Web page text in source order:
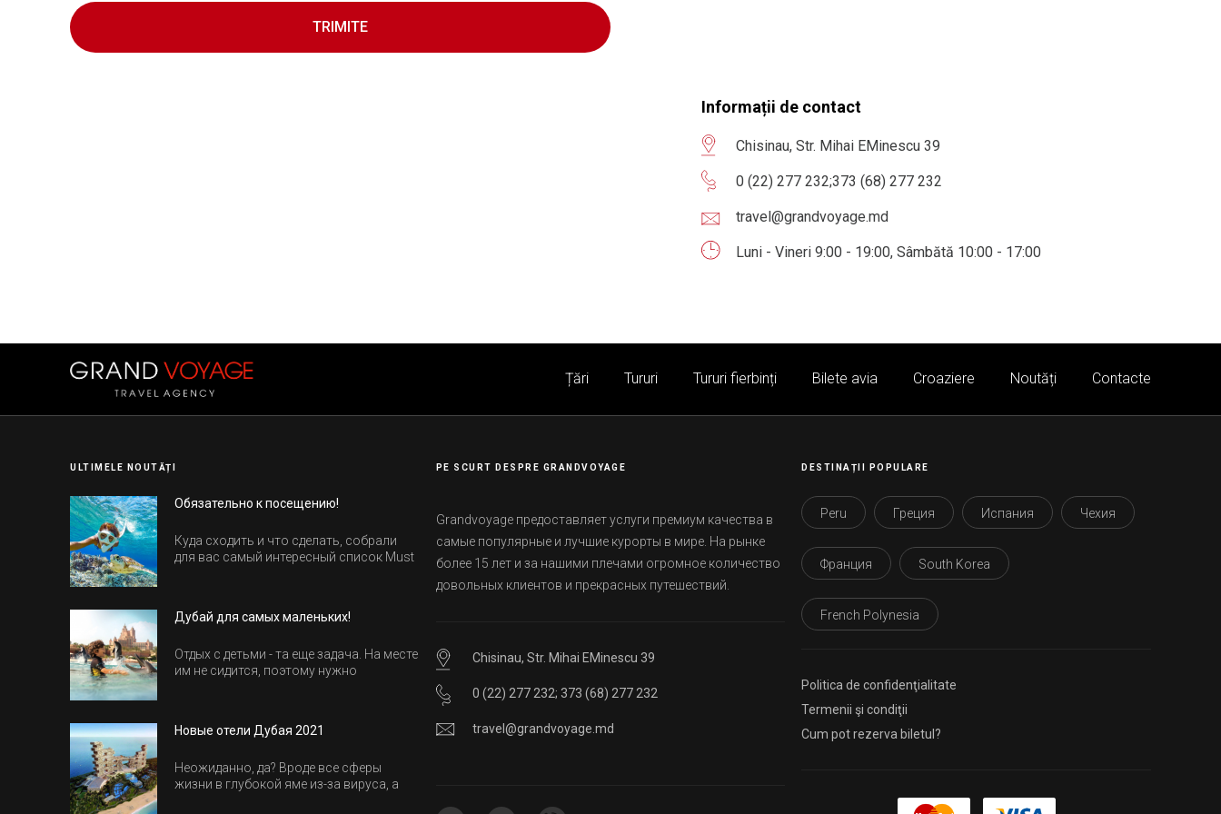
TRIMITE
Informații de contact
Chisinau, Str. Mihai EMinescu 39
0 (22) 277 232;373 (68) 277 232
travel@grandvoyage.md
Luni - Vineri 9:00 - 19:00, Sâmbătă 10:00 - 17:00
Țări Tururi Tururi fierbinți Bilete avia Croaziere Noutăți Contacte
ULTIMELE NOUTĂȚI
Обязательно к посещению!
Куда сходить и что сделать, собрали
для вас самый интересный список Must
Дубай для самых маленьких!
Отдых с детьми - та еще задача. На месте
им не сидится, поэтому нужно
весело.
Новые отели Дубая 2021
Неожиданно, да? Вроде все сферы
жизни в глубокой яме из-за вируса, а
PE SCURT DESPRE GRANDVOYAGE
Grandvoyage предоставляет услуги премиум качества в
самые популярные и лучшие курорты в мире. На рынке
более 15 лет и за нашими плечами огромное количество
довольных клиентов и прекрасных путешествий.
Chisinau, Str. Mihai EMinescu 39
0 (22) 277 232; 373 (68) 277 232
travel@grandvoyage.md
DESTINAȚII POPULARE
Peru Греция Испания Чехия
Франция South Korea
French Polynesia
Politica de confidenţialitate
Termenii şi condiţii
Cum pot rezerva biletul?